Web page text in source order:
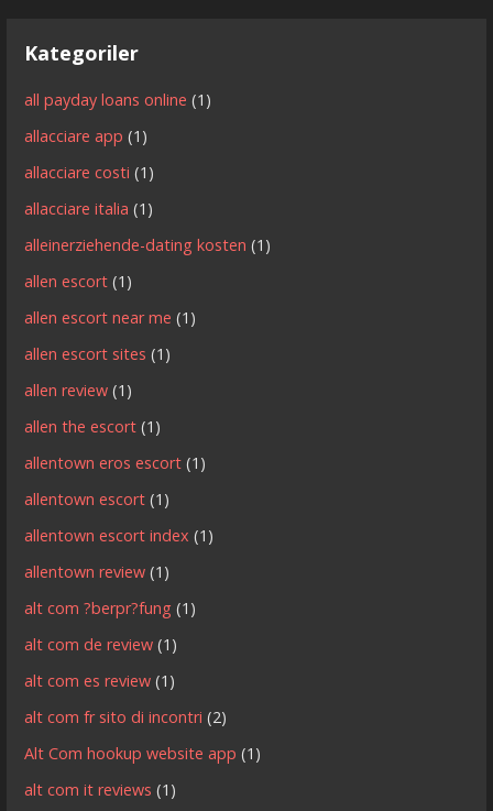
Kategoriler
all payday loans online (1)
allacciare app (1)
allacciare costi (1)
allacciare italia (1)
alleinerziehende-dating kosten (1)
allen escort (1)
allen escort near me (1)
allen escort sites (1)
allen review (1)
allen the escort (1)
allentown eros escort (1)
allentown escort (1)
allentown escort index (1)
allentown review (1)
alt com ?berpr?fung (1)
alt com de review (1)
alt com es review (1)
alt com fr sito di incontri (2)
Alt Com hookup website app (1)
alt com it reviews (1)